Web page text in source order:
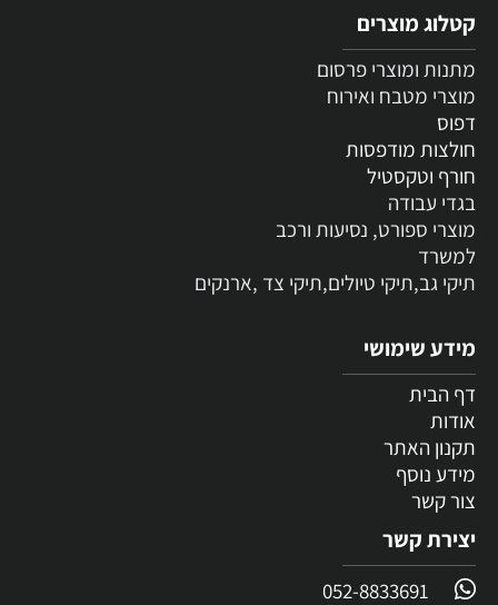
קטלוג מוצרים
מתנות ומוצרי פרסום
מוצרי מטבח ואירוח
דפוס
חולצות מודפסות
חורף וטקסטיל
בגדי עבודה
מוצרי ספורט, נסיעות ורכב
למשרד
תיקי גב,תיקי טיולים,תיקי צד ,ארנקים
מידע שימושי
דף הבית
אודות
תקנון האתר
מידע נוסף
צור קשר
יצירת קשר
052-8833691